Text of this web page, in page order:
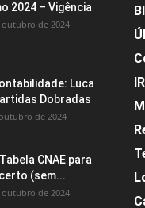
2024 – Vigência
outubro de 2024
Luca
Dobradas
de 2024
CNAE para
(sem...
outubro de 2024